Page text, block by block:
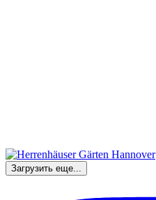
Загрузить еще...